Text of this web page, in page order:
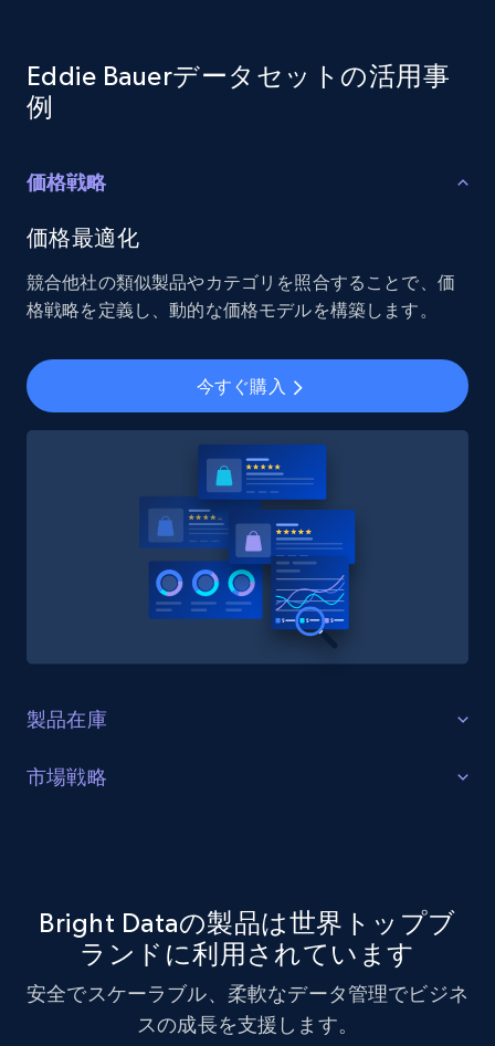
Eddie Bauerデータセットの活用事
例
価格戦略
価格最適化
競合他社の類似製品やカテゴリを照合することで、価
格戦略を定義し、動的な価格モデルを構築します。
今すぐ購入
製品在庫
ギャップの特定
今すぐ購入
市場戦略
施し、主要なトレンドと顧客の好みを特定します。
今すぐ購入
Bright Dataの製品は世界トップブ
ランドに利用されています
安全でスケーラブル、柔軟なデータ管理でビジネ
スの成長を支援します。